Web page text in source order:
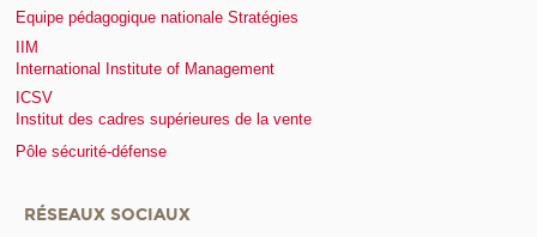
Equipe pédagogique nationale Stratégies
IIM
International Institute of Management
ICSV
Institut des cadres supérieures de la vente
Pôle sécurité-défense
RÉSEAUX SOCIAUX